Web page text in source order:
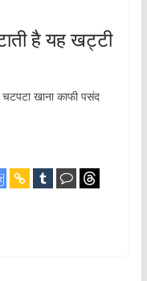
है यह खट्टी
खाना काफी पसंद